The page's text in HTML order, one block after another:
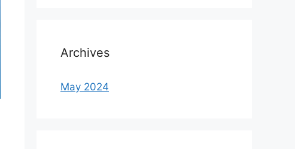
Archives
May 2024